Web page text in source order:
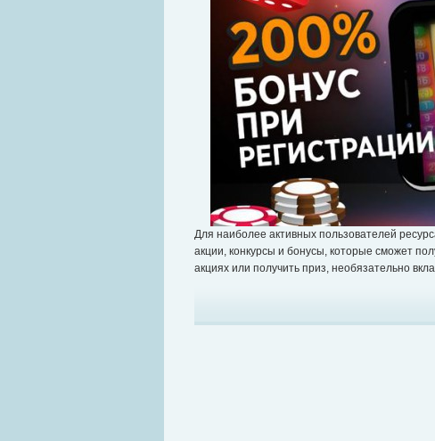
Для наиболее активных пользователей
акции, конкурсы и бонусы, которые сможет
акциях или получить приз, необязательно